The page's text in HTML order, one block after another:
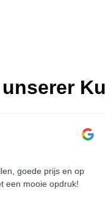
goede prijs en op
een mooie opdruk!